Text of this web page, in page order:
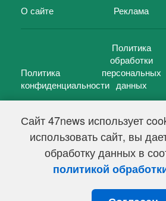
Сайт 47news использует
использовать сайт, вы
обработку данных в
политикой
О сайте Реклама
Политика
конфиденциальности
Политика
обработки
персональных
данных
47 новостей (47 news)2005 — 2026 г.
Свидетельство о регистрации СМИ Эл №
Федеральной службой по надзору в сфере
информационных технологий и массовых